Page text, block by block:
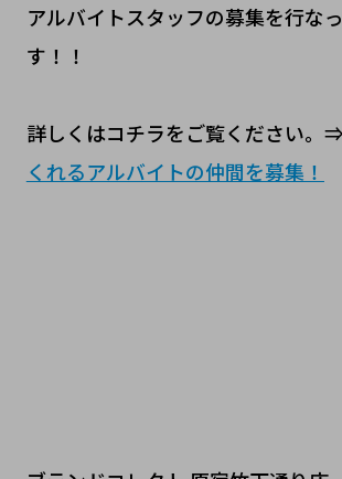
アルバイトスタッフの募集を行な
す！！
詳しくはコチラをご覧ください。
くれるアルバイトの仲間を募集！